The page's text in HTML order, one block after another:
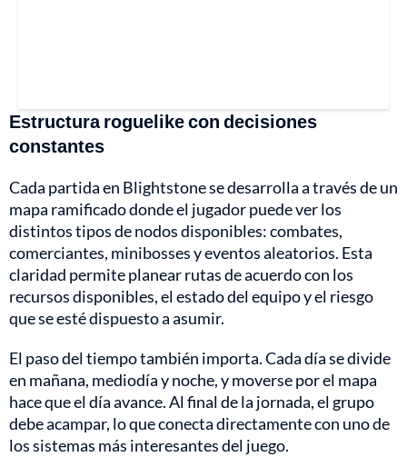
Estructura roguelike con decisiones
constantes
Cada partida en Blightstone se desarrolla a través de un
mapa ramificado donde el jugador puede ver los
distintos tipos de nodos disponibles: combates,
comerciantes, minibosses y eventos aleatorios. Esta
claridad permite planear rutas de acuerdo con los
recursos disponibles, el estado del equipo y el riesgo
que se esté dispuesto a asumir.
El paso del tiempo también importa. Cada día se divide
en mañana, mediodía y noche, y moverse por el mapa
hace que el día avance. Al final de la jornada, el grupo
debe acampar, lo que conecta directamente con uno de
los sistemas más interesantes del juego.